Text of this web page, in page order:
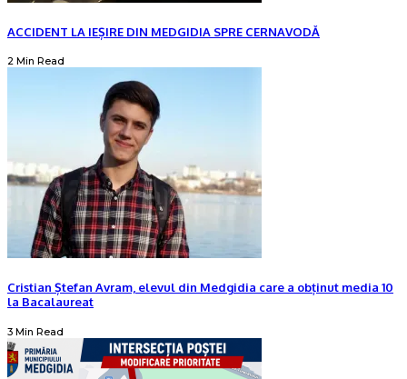
ACCIDENT LA IEȘIRE DIN MEDGIDIA SPRE CERNAVODĂ
2 Min Read
Cristian Ștefan Avram, elevul din Medgidia care a obținut media 10
la Bacalaureat
3 Min Read